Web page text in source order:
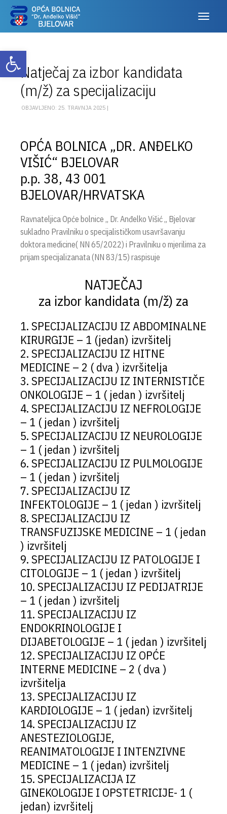
Otvori alatnu traku
Natječaj za izbor kandidata
(m/ž) za specijalizaciju
OBJAVLJENO: 25. TRAVNJA 2025 |
OPĆA BOLNICA „DR. ANĐELKO
VIŠIĆ“ BJELOVAR
p.p. 38, 43 001
BJELOVAR/HRVATSKA
Ravnateljica Opće bolnice „ Dr. Anđelko Višić „ Bjelovar
sukladno Pravilniku o specijalističkom usavršavanju
doktora medicine( NN 65/2022) i Pravilniku o mjerilima za
prijam specijalizanata (NN 83/15) raspisuje
NATJEČAJ
za izbor kandidata (m/ž) za
1. SPECIJALIZACIJU IZ ABDOMINALNE
KIRURGIJE – 1 (jedan) izvršitelj
2. SPECIJALIZACIJU IZ HITNE
MEDICINE – 2 ( dva ) izvršitelja
3. SPECIJALIZACIJU IZ INTERNISTIČE
ONKOLOGIJE – 1 ( jedan ) izvršitelj
4. SPECIJALIZACIJU IZ NEFROLOGIJE
– 1 ( jedan ) izvršitelj
5. SPECIJALIZACIJU IZ NEUROLOGIJE
– 1 ( jedan ) izvršitelj
6. SPECIJALIZACIJU IZ PULMOLOGIJE
– 1 ( jedan ) izvršitelj
7. SPECIJALIZACIJU IZ
INFEKTOLOGIJE – 1 ( jedan ) izvršitelj
8. SPECIJALIZACIJU IZ
TRANSFUZIJSKE MEDICINE – 1 ( jedan
) izvršitelj
9. SPECIJALIZACIJU IZ PATOLOGIJE I
CITOLOGIJE – 1 ( jedan ) izvršitelj
10. SPECIJALIZACIJU IZ PEDIJATRIJE
– 1 ( jedan ) izvršitelj
11. SPECIJALIZACIJU IZ
ENDOKRINOLOGIJE I
DIJABETOLOGIJE – 1 ( jedan ) izvršitelj
12. SPECIJALIZACIJU IZ OPĆE
INTERNE MEDICINE – 2 ( dva )
izvršitelja
13. SPECIJALIZACIJU IZ
KARDIOLOGIJE – 1 ( jedan) izvršitelj
14. SPECIJALIZACIJU IZ
ANESTEZIOLOGIJE,
REANIMATOLOGIJE I INTENZIVNE
MEDICINE – 1 ( jedan) izvršitelj
15. SPECIJALIZACIJA IZ
GINEKOLOGIJE I OPSTETRICIJE- 1 (
jedan) izvršitelj